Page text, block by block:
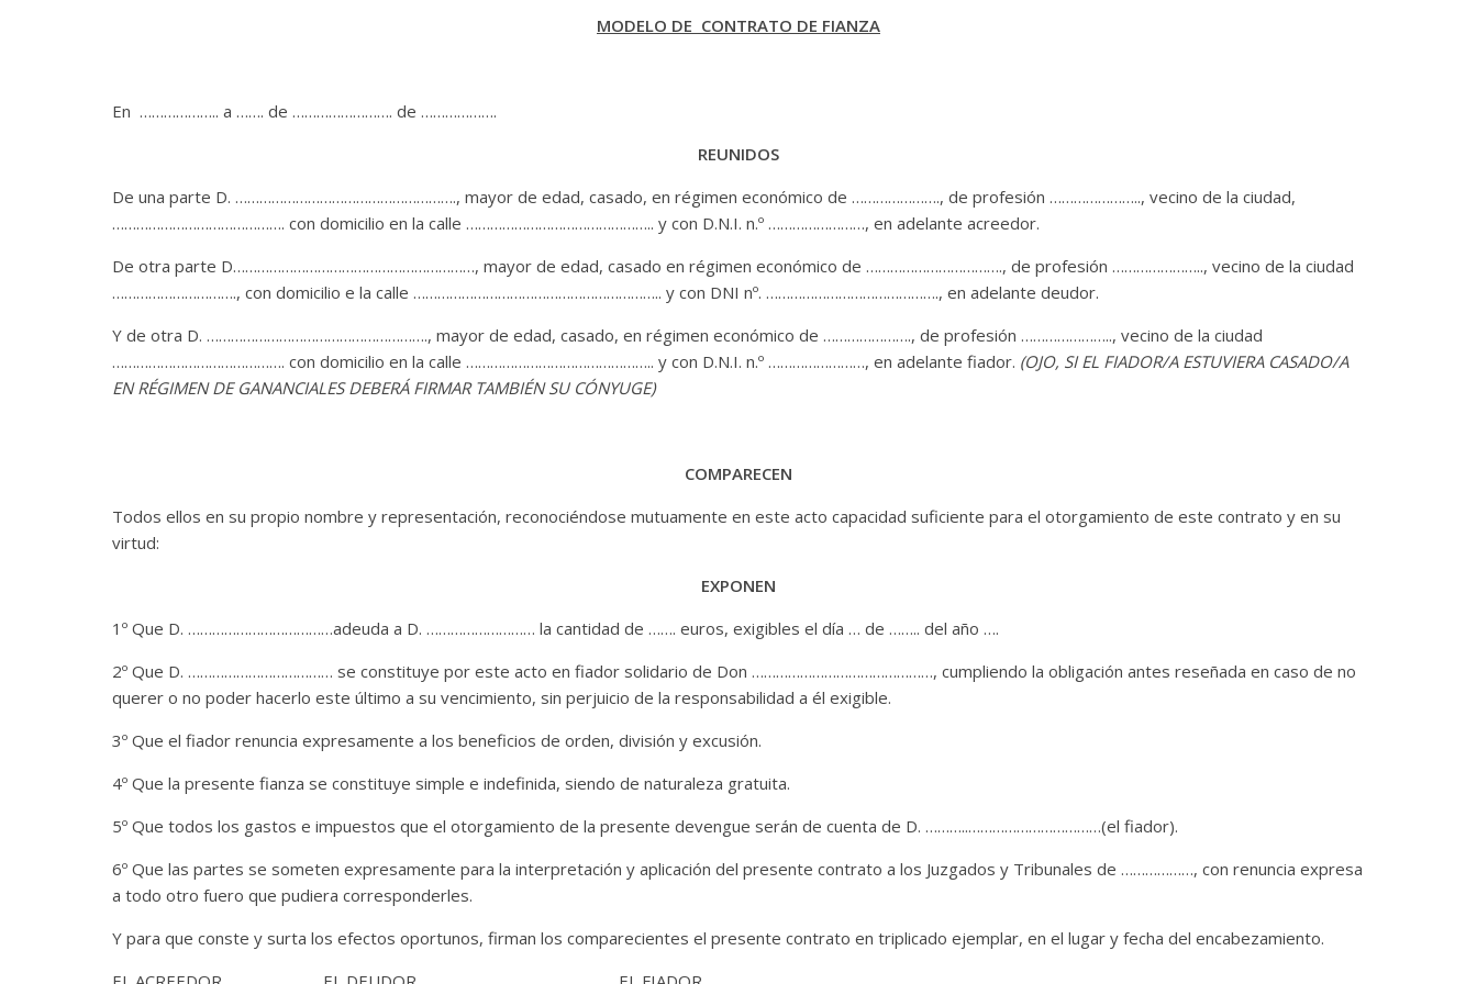
MODELO DE CONTRATO DE FIANZA
En ……………….. a ……. de ……………………. de ……………….
REUNIDOS
De una parte D. ………………………………………………., mayor de edad, casado, en régimen económico de …………………., de profesión ………………….., vecino de la ciudad,
……………………………………. con domicilio en la calle ……………………………………….. y con D.N.I. n.º ……………………, en adelante acreedor.
De otra parte D……………………………………………………, mayor de edad, casado en régimen económico de ……………………………., de profesión ………………….., vecino de la ciudad
…………………………., con domicilio e la calle …………………………………………………….. y con DNI nº. ……………………………………., en adelante deudor.
Y de otra D. ………………………………………………., mayor de edad, casado, en régimen económico de …………………., de profesión ………………….., vecino de la ciudad
……………………………………. con domicilio en la calle ……………………………………….. y con D.N.I. n.º ……………………, en adelante fiador. (OJO, SI EL FIADOR/A ESTUVIERA CASADO/A
EN RÉGIMEN DE GANANCIALES DEBERÁ FIRMAR TAMBIÉN SU CÓNYUGE)
COMPARECEN
Todos ellos en su propio nombre y representación, reconociéndose mutuamente en este acto capacidad suficiente para el otorgamiento de este contrato y en su
virtud:
EXPONEN
1º Que D. ………………………………adeuda a D. ……………………… la cantidad de ……. euros, exigibles el día … de …….. del año ….
2º Que D. ……………………………… se constituye por este acto en fiador solidario de Don ………………………………………, cumpliendo la obligación antes reseñada en caso de no
querer o no poder hacerlo este último a su vencimiento, sin perjuicio de la responsabilidad a él exigible.
3º Que el fiador renuncia expresamente a los beneficios de orden, división y excusión.
4º Que la presente fianza se constituye simple e indefinida, siendo de naturaleza gratuita.
5º Que todos los gastos e impuestos que el otorgamiento de la presente devengue serán de cuenta de D. ………..……………………………(el fiador).
6º Que las partes se someten expresamente para la interpretación y aplicación del presente contrato a los Juzgados y Tribunales de ………………, con renuncia expresa
a todo otro fuero que pudiera corresponderles.
Y para que conste y surta los efectos oportunos, firman los comparecientes el presente contrato en triplicado ejemplar, en el lugar y fecha del encabezamiento.